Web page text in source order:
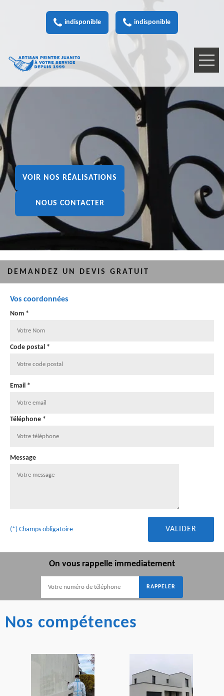
indisponible indisponible
VOIR NOS RÉALISATIONS
NOUS CONTACTER
DEMANDEZ UN DEVIS GRATUIT
Vos coordonnées
Nom *
Code postal *
Email *
Téléphone *
Message
(*) Champs obligatoire
On vous rappelle immediatement
Nos compétences